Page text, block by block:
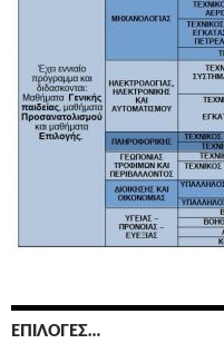
ΕΠΙΛΟΓΈΣ…